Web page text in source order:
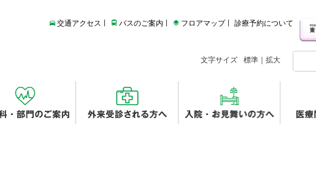
交通アクセス バスのご案内 フロアマップ 診療予約について
文字サイズ 標準 拡大